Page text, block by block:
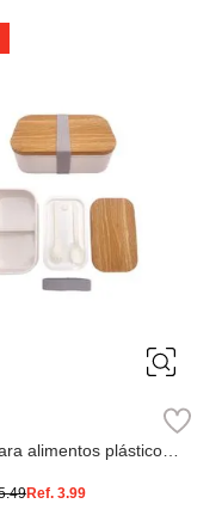
alimentos plástico
Ref. 3.99